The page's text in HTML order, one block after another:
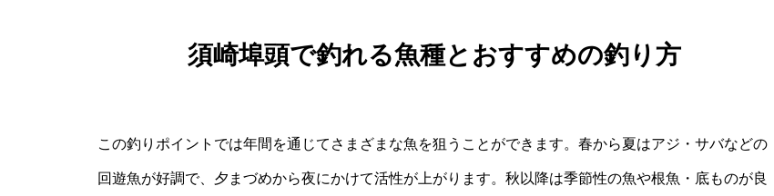
須崎埠頭で釣れる魚種とおすすめの釣り方
この釣りポイントでは年間を通じてさまざまな魚を狙うことができます。春から夏はアジ・サバなどの
回遊魚が好調で、夕まづめから夜にかけて活性が上がります。秋以降は季節性の魚や根魚・底ものが良